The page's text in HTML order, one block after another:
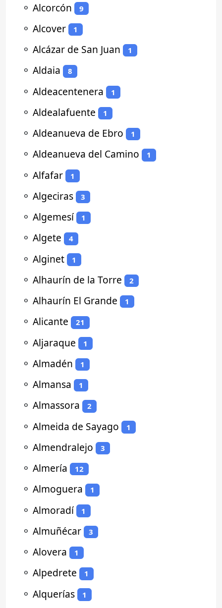
⚬ Alcorcón 9
⚬ Alcover 1
⚬ Alcázar de San Juan 1
⚬ Aldaia 8
⚬ Aldeacentenera 1
⚬ Aldealafuente 1
⚬ Aldeanueva de Ebro 1
⚬ Aldeanueva del Camino 1
⚬ Alfafar 1
⚬ Algeciras 3
⚬ Algemesí 1
⚬ Algete 4
⚬ Alginet 1
⚬ Alhaurín de la Torre 2
⚬ Alhaurín El Grande 1
⚬ Alicante 21
⚬ Aljaraque 1
⚬ Almadén 1
⚬ Almansa 1
⚬ Almassora 2
⚬ Almeida de Sayago 1
⚬ Almendralejo 3
⚬ Almería 12
⚬ Almoguera 1
⚬ Almoradí 1
⚬ Almuñécar 3
⚬ Alovera 1
⚬ Alpedrete 1
⚬ Alquerías 1